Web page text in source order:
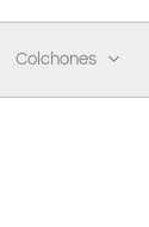
Colchones